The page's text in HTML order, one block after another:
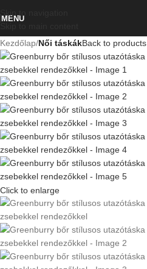
MENU
Kezdőlap Női táskákBack to products
Click to enlarge